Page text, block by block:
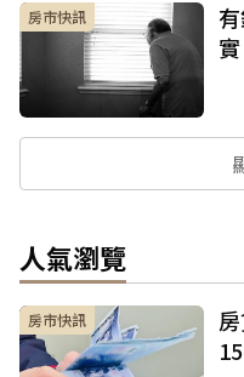
房市快訊
人氣瀏覽
房市快訊